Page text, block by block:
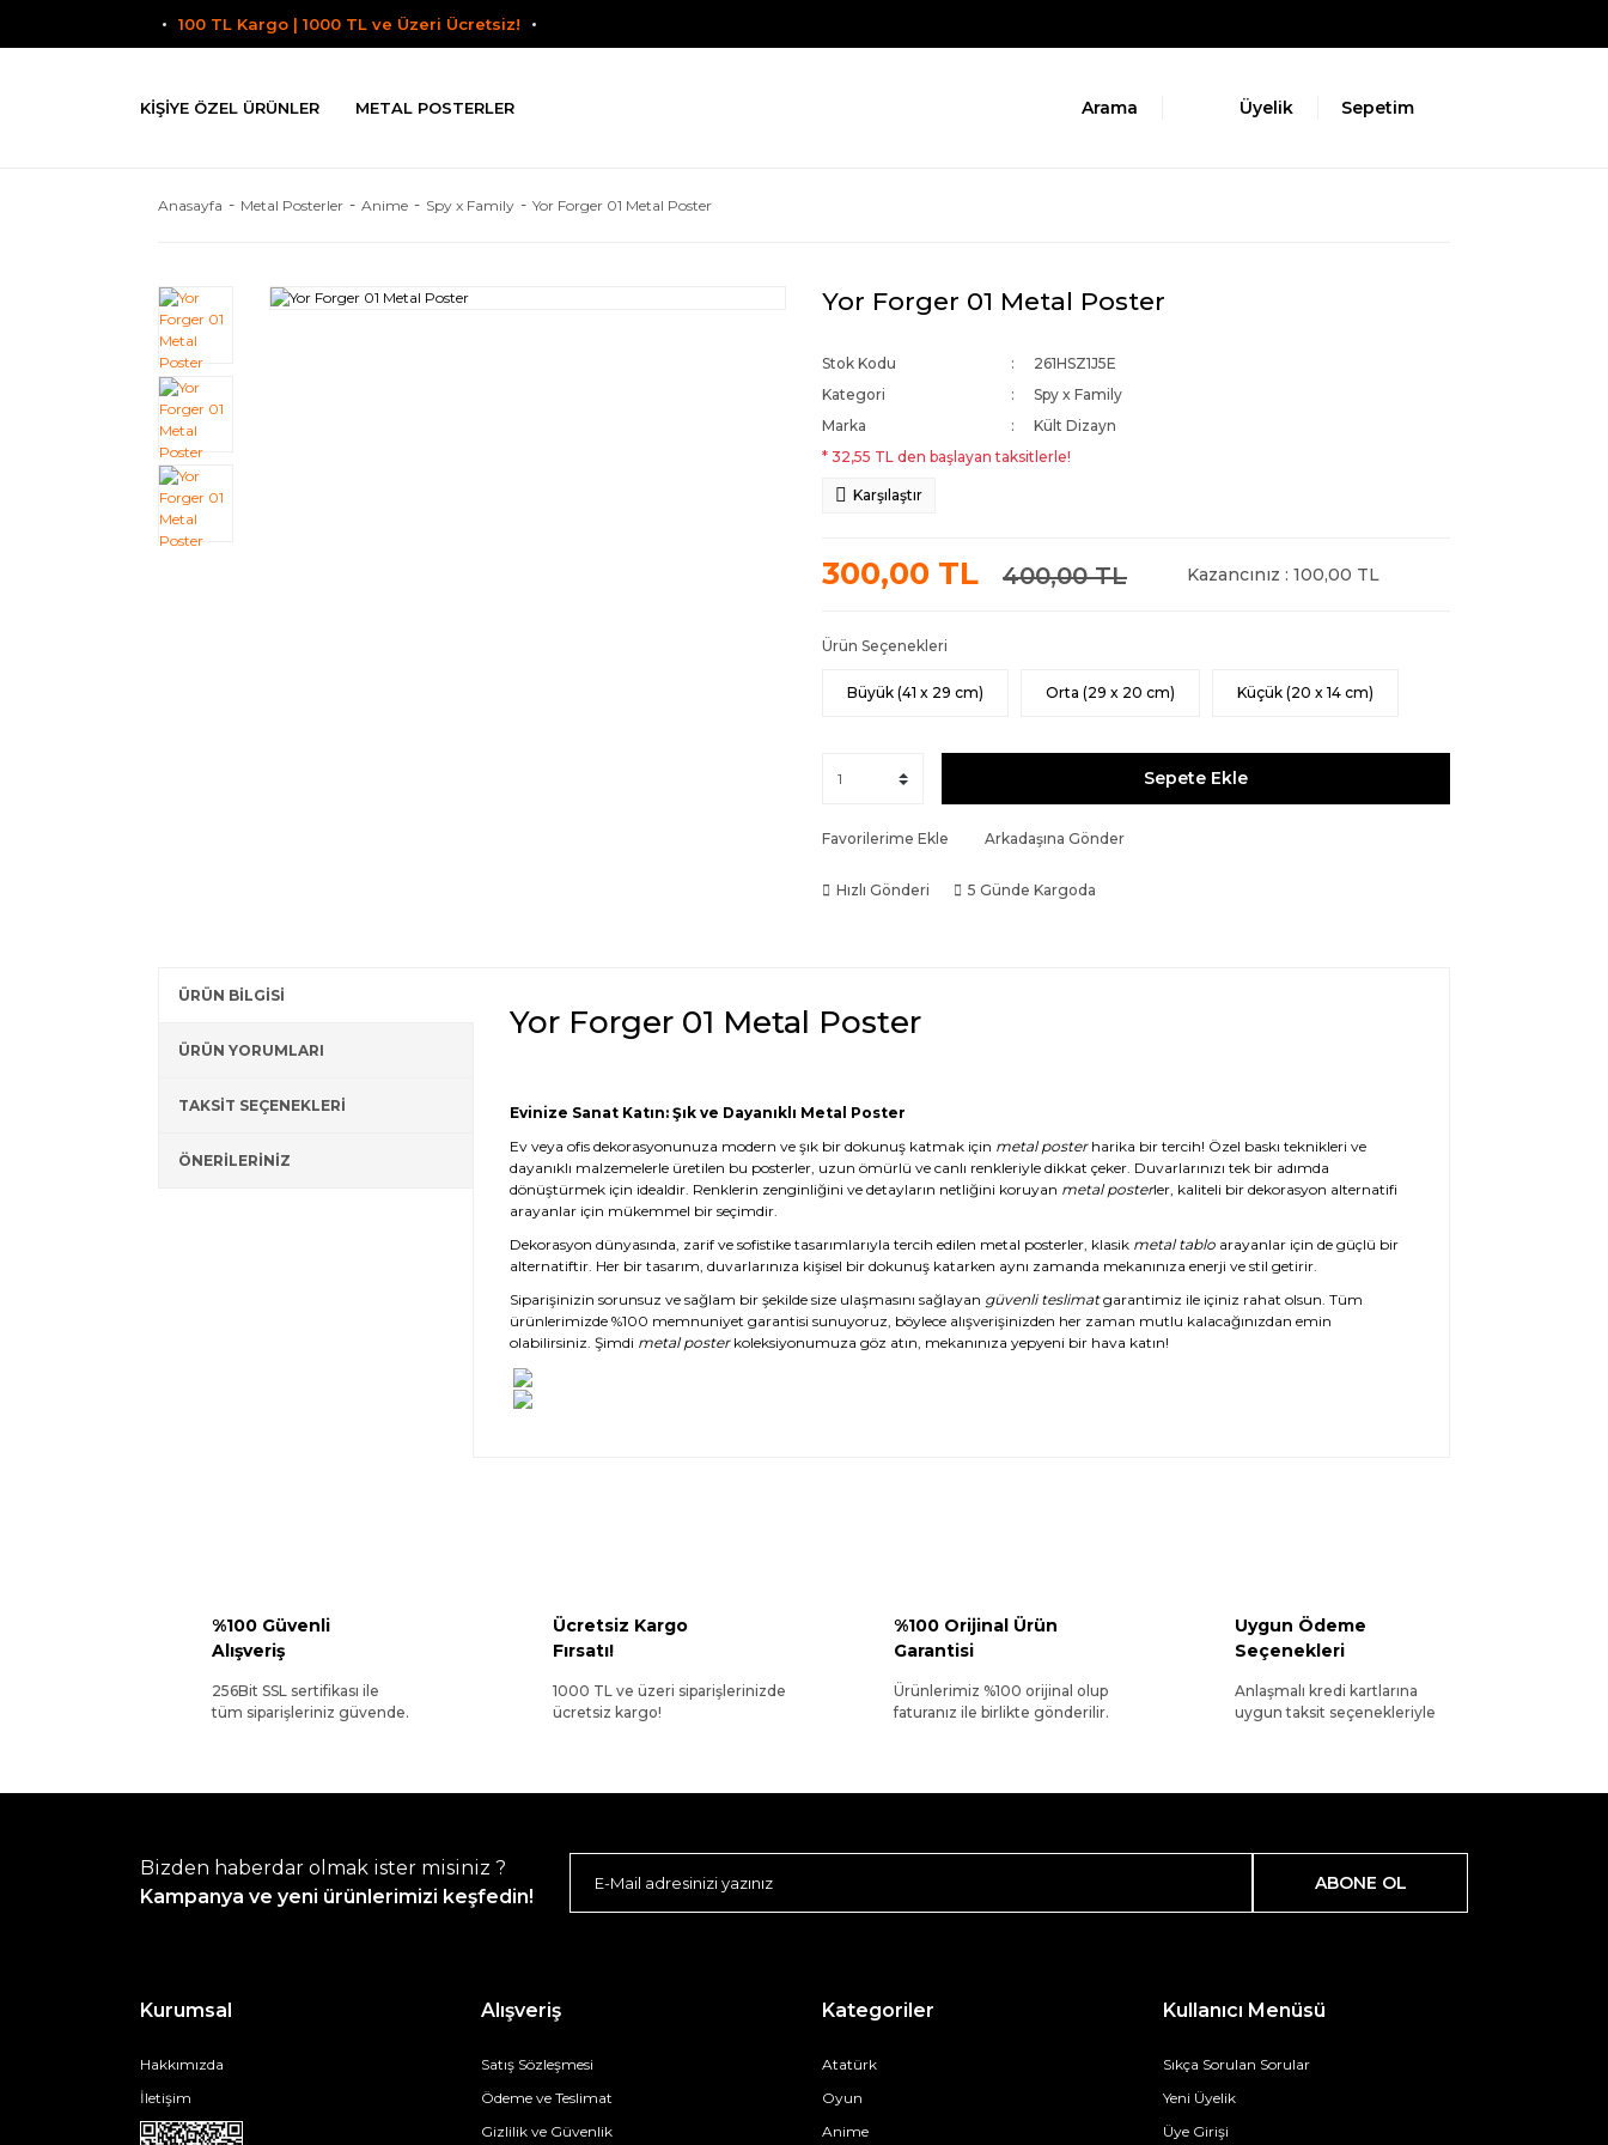
100 TL Kargo | 1000 TL ve Üzeri Ücretsiz!
KIŞIYE ÖZEL ÜRÜNLER METAL POSTERLER Arama Üyelik Sepetim
Anasayfa Metal Posterler Anime Spy x Family Yor Forger 01 Metal Poster
Yor Forger 01 Metal Poster
Stok Kodu
261HSZ1J5E
Kategori
Spy x Family
Marka
Kült Dizayn
* 32,55 TL den başlayan taksitlerle!
Karşılaştır
300,00 TL 400,00 TL Kazancınız : 100,00 TL
Ürün Seçenekleri
Büyük (41 x 29 cm) Orta (29 x 20 cm) Küçük (20 x 14 cm)
Sepete Ekle
Favorilerime Ekle Arkadaşına Gönder
Hızlı Gönderi 5 Günde Kargoda
ÜRÜN BİLGİSİ
ÜRÜN YORUMLARI
TAKSİT SEÇENEKLERİ
ÖNERİLERİNİZ
Yor Forger 01 Metal Poster
Evinize Sanat Katın: Şık ve Dayanıklı Metal Poster
Ev veya ofis dekorasyonunuza modern ve şık bir dokunuş katmak için metal posterharika bir tercih! Özel baskı teknikleri ve
dayanıklı malzemelerle üretilen bu posterler, uzun ömürlü ve canlı renkleriyle dikkat çeker. Duvarlarınızı tek bir adımda
dönüştürmek için idealdir. Renklerin zenginliğini ve detayların netliğini koruyan metal posterler, kaliteli bir dekorasyon alternatifi
arayanlar için mükemmel bir seçimdir.
Dekorasyon dünyasında, zarif ve sofistike tasarımlarıyla tercih edilen metal posterler, klasik metal tabloarayanlar için de güçlü bir
alternatiftir. Her bir tasarım, duvarlarınıza kişisel bir dokunuş katarken aynı zamanda mekanınıza enerji ve stil getirir.
Siparişinizin sorunsuz ve sağlam bir şekilde size ulaşmasını sağlayan güvenli teslimatgarantimiz ile içiniz rahat olsun. Tüm
ürünlerimizde %100 memnuniyet garantisi sunuyoruz, böylece alışverişinizden her zaman mutlu kalacağınızdan emin
olabilirsiniz. Şimdi metal posterkoleksiyonumuza göz atın, mekanınıza yepyeni bir hava katın!
%100 Güvenli
Alışveriş
256Bit SSL sertifikası ile
tüm siparişleriniz güvende.
Ücretsiz Kargo
Fırsatı!
1000 TL ve üzeri siparişlerinizde
ücretsiz kargo!
%100 Orijinal Ürün
Garantisi
Ürünlerimiz %100 orijinal olup
faturanız ile birlikte gönderilir.
Uygun Ödeme
Seçenekleri
Anlaşmalı kredi kartlarına
uygun taksit seçenekleriyle
Bizden haberdar olmak ister misiniz ?
Kampanya ve yeni ürünlerimizi keşfedin!
ABONE OL
Kurumsal
Hakkımızda
İletişim
Alışveriş
Satış Sözleşmesi
Ödeme ve Teslimat
Gizlilik ve Güvenlik
Kategoriler
Atatürk
Oyun
Anime
Kullanıcı Menüsü
Sıkça Sorulan Sorular
Yeni Üyelik
Üye Girişi